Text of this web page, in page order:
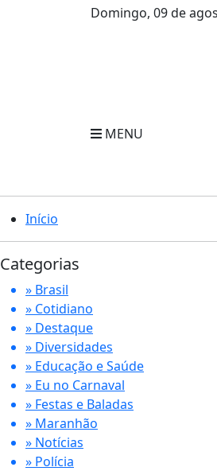
Domingo, 09 de
MENU
Início
Categorias
» Brasil
» Cotidiano
» Destaque
» Diversidades
» Educação e Saúde
» Eu no Carnaval
» Festas e Baladas
» Maranhão
» Notícias
» Polícia